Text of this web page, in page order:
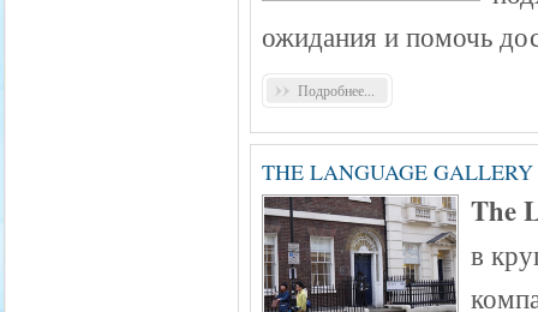
ожидания и помочь
Подробнее...
THE LANGUAGE GALLERY
The
в